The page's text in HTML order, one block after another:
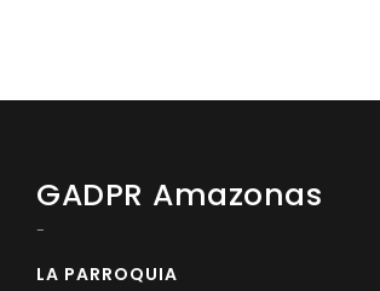
GADPR Amazonas
-
LA PARROQUIA